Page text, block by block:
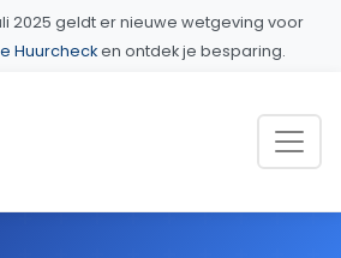
2025 geldt er nieuwe wetgeving voor
Huurchecken ontdek je besparing.